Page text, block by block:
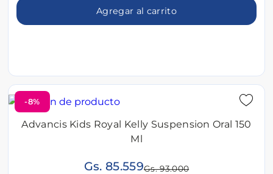
Agregar al carrito
-8%
Advancis Kids Royal Kelly Suspension Oral 150
Ml
Gs. 85.559Gs. 93.000